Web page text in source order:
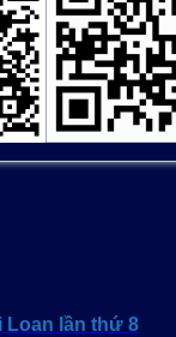
Loan lần thứ 8